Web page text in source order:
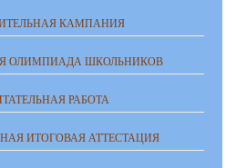
КАМПАНИЯ
ОЛИМПИАДА ШКОЛЬНИКОВ
РАБОТА
ИТОГОВАЯ АТТЕСТАЦИЯ